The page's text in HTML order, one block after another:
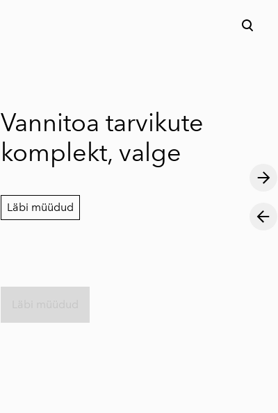
Vannitoa tarvikute
komplekt, valge
Läbi müüdud